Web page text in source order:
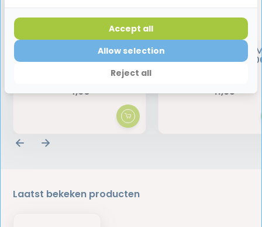
BlueM Mondspray | 15 ml
4,60
BlueM Mondwater
Actieve Zuurstof |
11,95
Laatst bekeken producten
Reject all
Allow selection
Accept all